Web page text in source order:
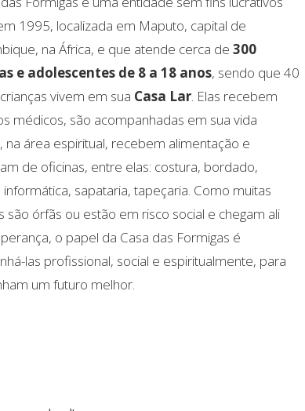
1995, localizada em Maputo, capital de
na África, e que atende cerca de 300
e adolescentes de 8 a 18 anos, sendo que 40
vivem em sua Casa Lar. Elas recebem
médicos, são acompanhadas em sua vida
na área espiritual, recebem alimentação e
de oficinas, entre elas: costura, bordado,
informática, sapataria, tapeçaria. Como muitas
são órfãs ou estão em risco social e chegam ali
o papel da Casa das Formigas é
las profissional, social e espiritualmente, para
um futuro melhor.